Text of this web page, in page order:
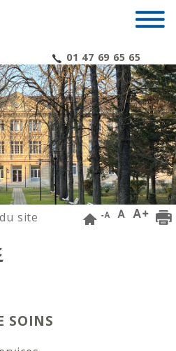
01 47 69 65 65
site
SOINS